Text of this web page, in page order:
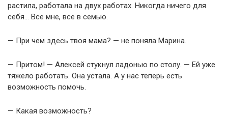
растила, работала на двух работах. Никогда ничего для
себя… Все мне, все в семью.
— При чем здесь твоя мама? — не поняла Марина.
— Притом! — Алексей стукнул ладонью по столу. — Ей уже
тяжело работать. Она устала. А у нас теперь есть
возможность помочь.
— Какая возможность?